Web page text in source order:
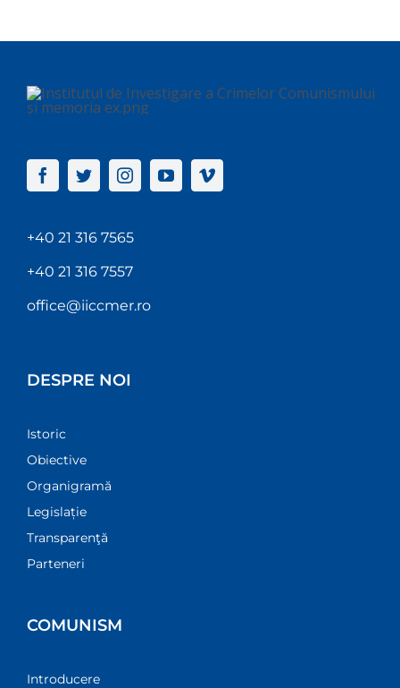
+40 21 316 7565
+40 21 316 7557
office@iiccmer.ro
DESPRE NOI
Istoric
Obiective
Organigramă
Legislație
Transparenţă
Parteneri
COMUNISM
Introducere